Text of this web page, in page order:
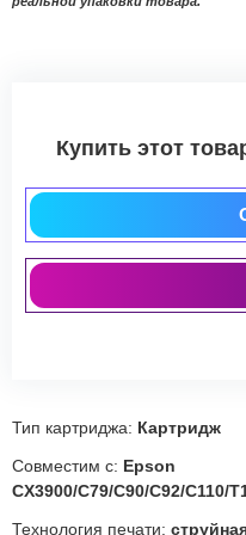
Купить этот
Тип картриджа: Картридж
Совместим с: Epson
CX3900/C79/C90/C92/C110/
Технология печати: